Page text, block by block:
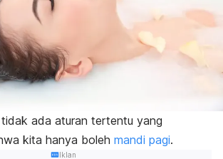
ada aturan tertentu yang
kita hanya boleh mandi pagi.
Iklan